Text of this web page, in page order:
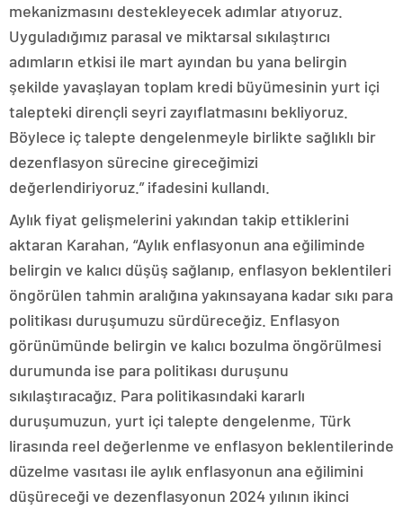
mekanizmasını destekleyecek adımlar atıyoruz.
Uyguladığımız parasal ve miktarsal sıkılaştırıcı
adımların etkisi ile mart ayından bu yana belirgin
şekilde yavaşlayan toplam kredi büyümesinin yurt içi
talepteki dirençli seyri zayıflatmasını bekliyoruz.
Böylece iç talepte dengelenmeyle birlikte sağlıklı bir
dezenflasyon sürecine gireceğimizi
değerlendiriyoruz.” ifadesini kullandı.
Aylık fiyat gelişmelerini yakından takip ettiklerini
aktaran Karahan, “Aylık enflasyonun ana eğiliminde
belirgin ve kalıcı düşüş sağlanıp, enflasyon beklentileri
öngörülen tahmin aralığına yakınsayana kadar sıkı para
politikası duruşumuzu sürdüreceğiz. Enflasyon
görünümünde belirgin ve kalıcı bozulma öngörülmesi
durumunda ise para politikası duruşunu
sıkılaştıracağız. Para politikasındaki kararlı
duruşumuzun, yurt içi talepte dengelenme, Türk
lirasında reel değerlenme ve enflasyon beklentilerinde
düzelme vasıtası ile aylık enflasyonun ana eğilimini
düşüreceği ve dezenflasyonun 2024 yılının ikinci